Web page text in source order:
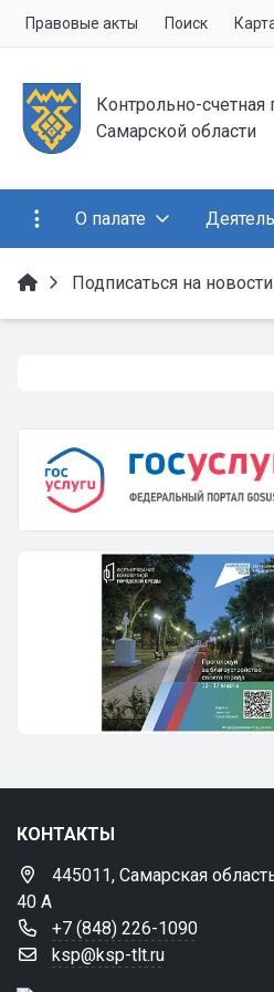
Правовые акты Поиск
Контрольно-счетная
Самарской области
О палате
Подписаться на новости
КОНТАКТЫ
445011, Самарская
40 А
+7 (848) 226-1090
ksp@ksp-tlt.ru